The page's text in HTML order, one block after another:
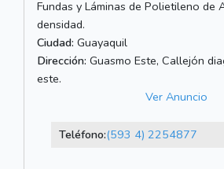
Fundas y Láminas de Polietileno de
densidad.
Ciudad: Guayaquil
Dirección: Guasmo Este, Callejón
este.
Ver Anuncio
Teléfono:(593 4) 2254877